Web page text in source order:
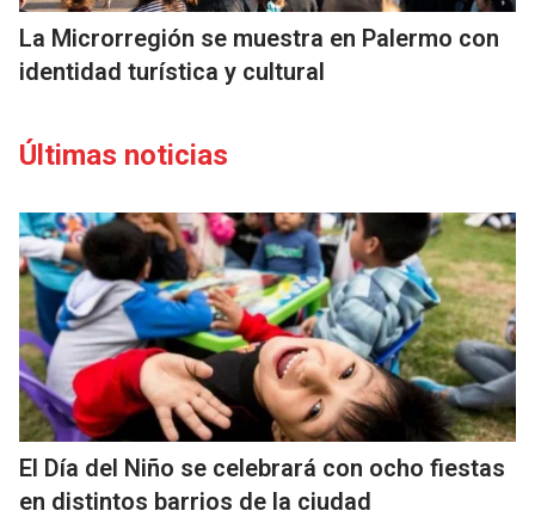
La Microrregión se muestra en Palermo con
identidad turística y cultural
Últimas noticias
El Día del Niño se celebrará con ocho fiestas
en distintos barrios de la ciudad